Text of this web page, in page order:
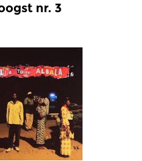
nr. 3